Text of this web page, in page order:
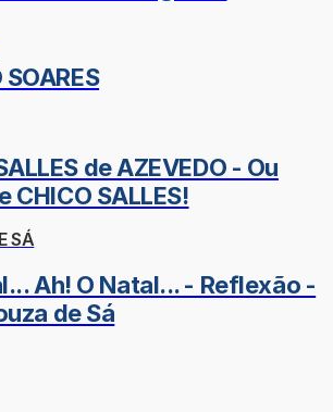
de AZEVEDO - Ou
SALLES!
SÁ
Ah! O Natal... - Reflexão -
de Sá